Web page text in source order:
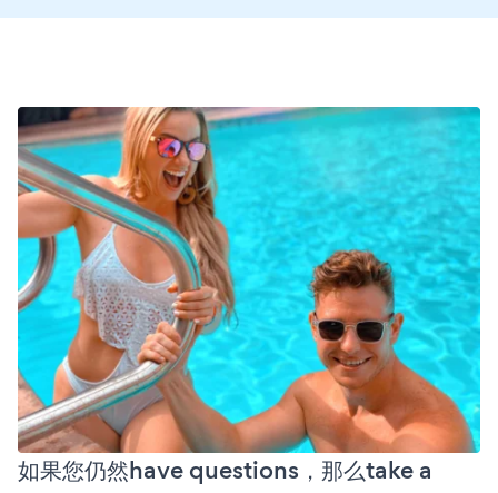
如果您仍然have questions，那么take a